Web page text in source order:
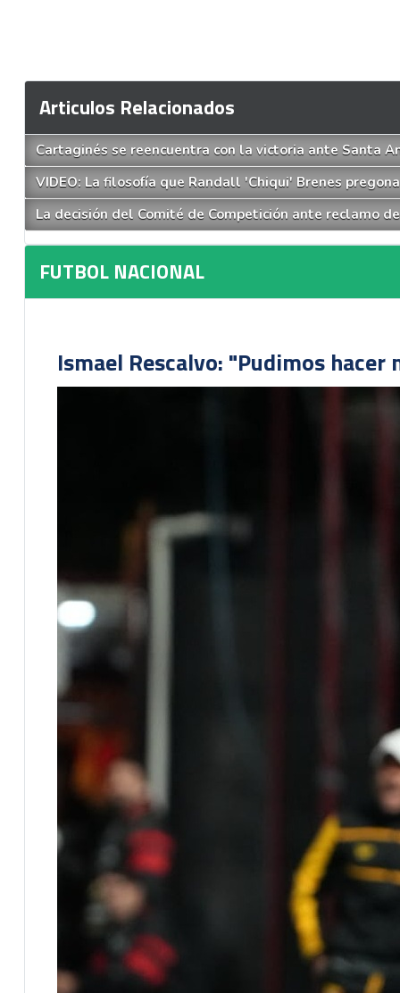
Articulos Relacionados
Cartaginés se reencuentra con la victoria ante Santa
VIDEO: La filosofía que Randall 'Chiqui' Brenes
La decisión del Comité de Competición ante reclamo
FUTBOL NACIONAL
Ismael Rescalvo: "Pudimos